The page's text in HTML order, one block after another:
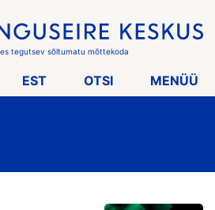
tegutsev sõltumatu mõttekoda
EST OTSI MENÜÜ